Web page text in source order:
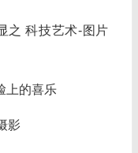
上的喜乐
影